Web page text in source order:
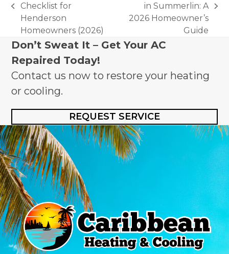
previous
post:
Checklist for
Henderson
Homeowners (2026)
post:
in Summerlin: A
2026 Homeowner’s
Guide
Don’t Sweat It – Get Your AC
Repaired Today!
Contact us now to restore your heating
or cooling.
REQUEST SERVICE